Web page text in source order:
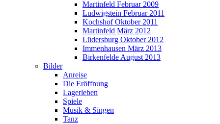
Martinfeld Februar 2009
Ludwigstein Februar 2011
Kochshof Oktober 2011
Martinfeld März 2012
Lüdersburg Oktober 2012
Immenhausen März 2013
Birkenfelde August 2013
Bilder
Anreise
Die Eröffnung
Lagerleben
Spiele
Musik & Singen
Tanz